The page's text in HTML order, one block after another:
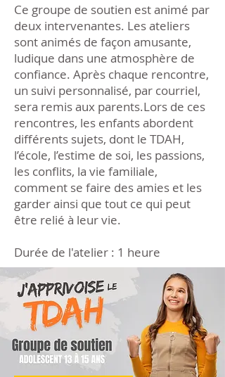
Ce groupe de soutien est animé par
deux intervenantes. Les ateliers
sont animés de façon amusante,
ludique dans une atmosphère de
confiance. Après chaque rencontre,
un suivi personnalisé, par courriel,
sera remis aux parents.Lors de ces
rencontres, les enfants abordent
différents sujets, dont le TDAH,
l’école, l’estime de soi, les passions,
les conflits, la vie familiale,
comment se faire des amies et les
garder ainsi que tout ce qui peut
être relié à leur vie.
Durée de l'atelier : 1 heure